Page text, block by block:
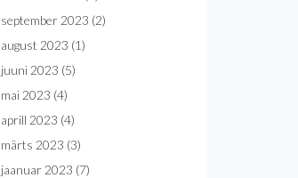
september 2023 (2)
august 2023 (1)
juuni 2023 (5)
mai 2023 (4)
aprill 2023 (4)
märts 2023 (3)
jaanuar 2023 (7)